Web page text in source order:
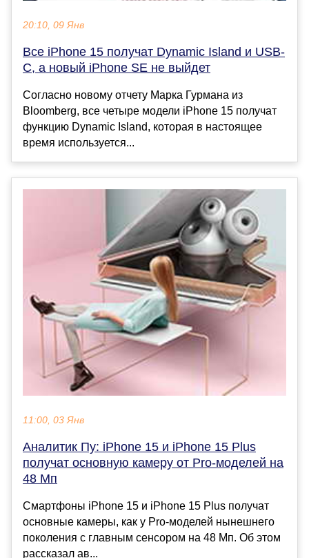
20:10, 09 Янв
Все iPhone 15 получат Dynamic Island и USB-
C, а новый iPhone SE не выйдет
Согласно новому отчету Марка Гурмана из
Bloomberg, все четыре модели iPhone 15 получат
функцию Dynamic Island, которая в настоящее
время используется...
11:00, 03 Янв
Аналитик Пу: iPhone 15 и iPhone 15 Plus
получат основную камеру от Pro-моделей на
48 Мп
Смартфоны iPhone 15 и iPhone 15 Plus получат
основные камеры, как у Pro-моделей нынешнего
поколения с главным сенсором на 48 Мп. Об этом
рассказал ав...